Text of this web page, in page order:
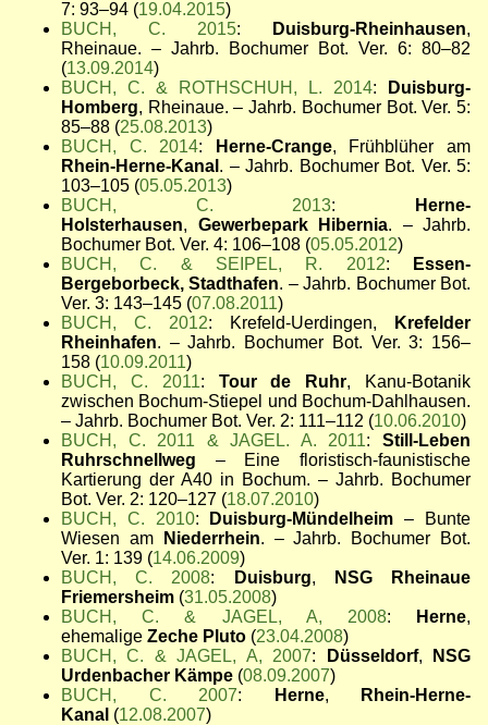
7: 93–94 (19.04.2015)
BUCH, C. 2015: Duisburg-Rheinhausen,
Rheinaue. – Jahrb. Bochumer Bot. Ver. 6: 80–82
(13.09.2014)
BUCH, C. & ROTHSCHUH, L. 2014:
Duisburg-
Homberg, Rheinaue. – Jahrb. Bochumer Bot. Ver. 5:
85–88 (25.08.2013)
BUCH, C. 2014: Herne-Crange, Frühblüher am
Rhein-Herne-Kanal . – Jahrb. Bochumer Bot. Ver. 5:
103–105 (05.05.2013)
BUCH, C. 2013:
Herne-
Holsterhausen, Gewerbepark Hibernia. – Jahrb.
Bochumer Bot. Ver. 4: 106–108 (05.05.2012)
BUCH, C. & SEIPEL, R. 2012:
Essen-
Bergeborbeck, Stadthafen. – Jahrb. Bochumer Bot.
Ver. 3: 143–145 (07.08.2011)
BUCH, C. 2012: Krefeld-Uerdingen,
Krefelder
Rheinhafen. – Jahrb. Bochumer Bot. Ver. 3: 156–
158 (10.09.2011)
BUCH, C. 2011: Tour de Ruhr, Kanu-Botanik
zwischen Bochum-Stiepel und Bochum-Dahlhausen.
– Jahrb. Bochumer Bot. Ver. 2: 111–112 (10.06.2010)
BUCH, C. 2011 & JAGEL. A. 2011:Still-Leben
Ruhrschnellweg – Eine floristisch-faunistische
Kartierung der A40 in Bochum. – Jahrb. Bochumer
Bot. Ver. 2: 120–127 (18.07.2010)
BUCH, C. 2010: Duisburg-Mündelheim – Bunte
Wiesen am
Niederrhein. – Jahrb. Bochumer Bot.
Ver. 1: 139 (14.06.2009)
BUCH, C. 2008: Duisburg,
NSG Rheinaue
Friemersheim (31.05.2008)
BUCH, C. & JAGEL, A, 2008: Herne,
ehemalige Zeche Pluto (23.04.2008)
BUCH, C. & JAGEL, A, 2007: Düsseldorf,
NSG
Urdenbacher Kämpe (08.09.2007)
BUCH, C. 2007: Herne,
Rhein-Herne-
Kanal (12.08.2007)